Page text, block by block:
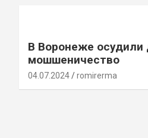
В Воронеже осудили
мошшеничество
04.07.2024 romirerma